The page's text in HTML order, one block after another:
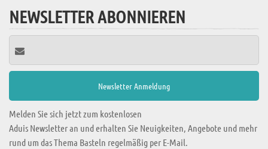
NEWSLETTER ABONNIEREN
Melden Sie sich jetzt zum kostenlosen
Aduis Newsletter an und erhalten Sie Neuigkeiten, Angebote und mehr
rund um das Thema Basteln regelmäßig per E-Mail.